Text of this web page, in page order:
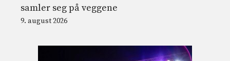
samler seg på veggene
9. august 2026